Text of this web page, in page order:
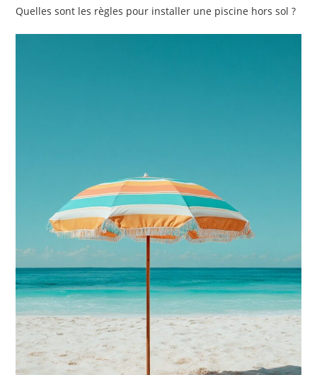
Quelles sont les règles pour installer une piscine hors sol ?